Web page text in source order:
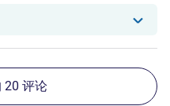
已对 Wei Z. 的评论作出回复
20 评论